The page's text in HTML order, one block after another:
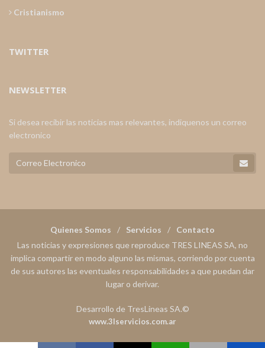
Cristianismo
TWITTER
NEWSLETTER
Si desea recibir las noticias mas relevantes, indiquenos un correo
electronico
Quienes Somos Servicios
Contacto
Las noticias y expresiones que reproduce TRES LINEAS SA, no
implica compartir en modo alguno las mismas, corriendo por cuenta
de sus autores las eventuales responsabilidades a que puedan dar
lugar o derivar.
Desarrollo de TresLineas SA.©
www.3lservicios.com.ar